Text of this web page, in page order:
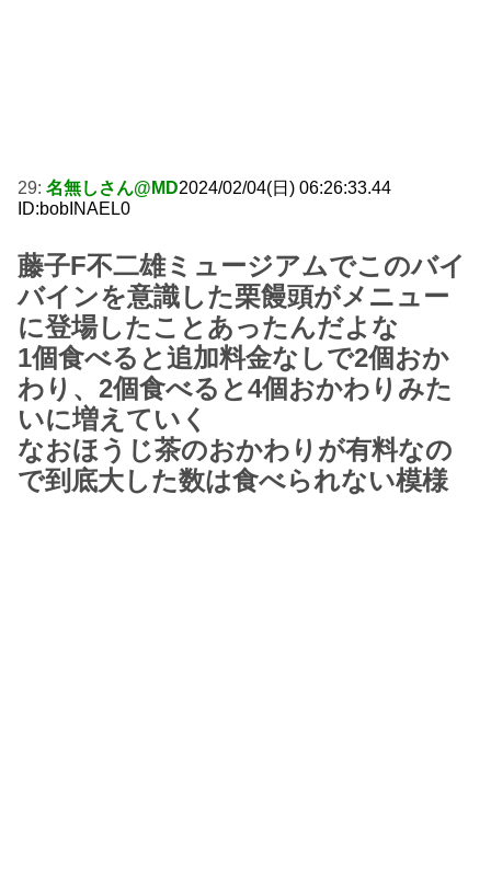
29: 名無しさん@MD2024/02/04(日) 06:26:33.44
ID:bobINAEL0
藤子F不二雄ミュージアムでこのバイ
バインを意識した栗饅頭がメニュー
に登場したことあったんだよな
1個食べると追加料金なしで2個おか
わり、2個食べると4個おかわりみた
いに増えていく
なおほうじ茶のおかわりが有料なの
で到底大した数は食べられない模様